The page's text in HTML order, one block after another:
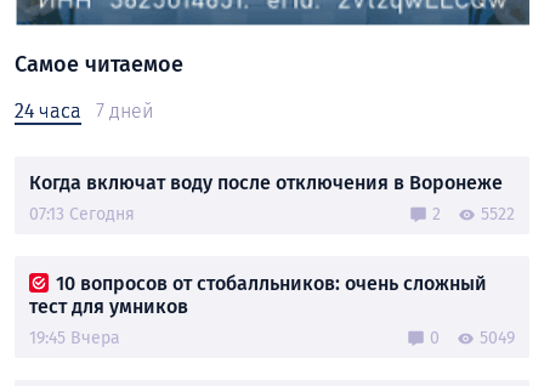
Самое читаемое
24 часа 7 дней
Когда включат воду после отключения в Воронеже
07:13 Сегодня 2 5522
10 вопросов от стобалльников: очень сложный
тест для умников
19:45 Вчера 0 5049